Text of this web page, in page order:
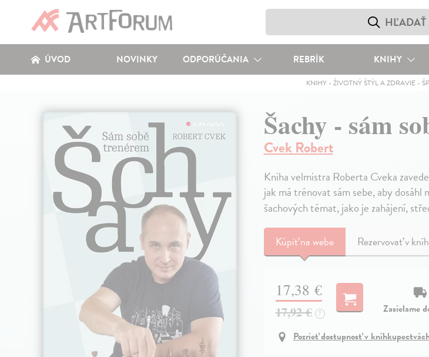
ÚVOD NOVINKY ODPORÚČANIA REBRÍK KNIHY
KNIHY -ŽIVOTNÝ ŠTÝL A ZDRAVIE -
Šachy - sám
Cvek Robert
Kniha velmistra Roberta Cveka
jak má trénovat sám sebe, aby
šachových témat, jako je zahájení,
Kúpiťna webe Rezervovať v
17,38 €
17,92 € ?
Zasielame
Pozrieť dostupnosť v